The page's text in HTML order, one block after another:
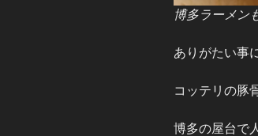
博多ラーメン
ありがたい事
コッテリの豚
博多の屋台で